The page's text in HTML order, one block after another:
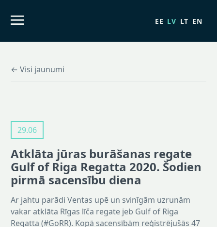
EE LV LT EN
← Visi jaunumi
29.06
Atklāta jūras burāšanas regate
Gulf of Riga Regatta 2020. Šodien
pirmā sacensību diena
Ar jahtu parādi Ventas upē un svinīgām uzrunām
vakar atklāta Rīgas līča regate jeb Gulf of Riga
Regatta (#GoRR). Kopā sacensībām reģistrējušās 47